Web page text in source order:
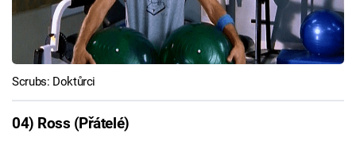
Scrubs: Doktůrci
04) Ross (Přátelé)